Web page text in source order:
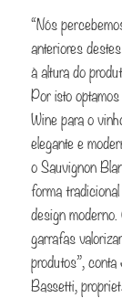
“Nós
anteriores
à altura do
Por isto
Wine para o
elegante e
o Sauvignon
forma
design
garrafas
produtos”,
Bassetti,